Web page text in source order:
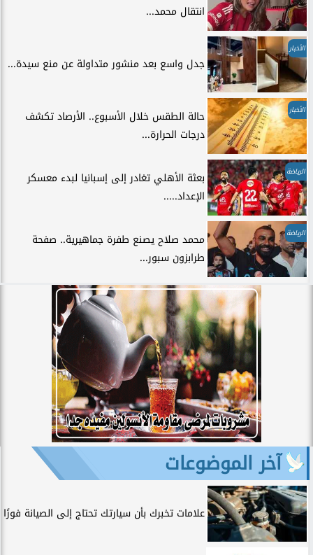
انتقال محمد...
الأخبار
جدل واسع بعد منشور متداولة عن منع سيدة...
الأخبار
حالة الطقس خلال الأسبوع.. الأرصاد تكشف
درجات الحرارة...
الرياضة
بعثة الأهلي تغادر إلى إسبانيا لبدء معسكر
الإعداد.....
الرياضة
محمد صلاح يصنع طفرة جماهيرية.. صفحة
طرابزون سبور...
آخر الموضوعات
علامات تخبرك بأن سيارتك تحتاج إلى الصيانة فورًا